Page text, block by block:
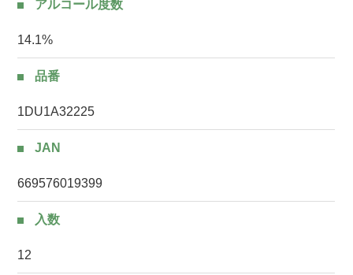
アルコール度数
14.1%
品番
1DU1A32225
JAN
669576019399
入数
12